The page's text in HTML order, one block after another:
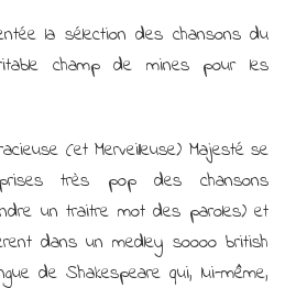
la sélection des chansons du
champ de mines pour les
(et Merveilleuse) Majesté se
très pop des chansons
un traitre mot des paroles) et
dans un medley soooo british
de Shakespeare qui, lui-même,